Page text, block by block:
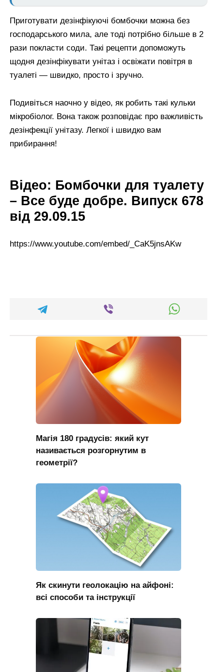
Приготувати дезінфікуючі бомбочки можна без
господарського мила, але тоді потрібно більше в 2
рази покласти соди. Такі рецепти допоможуть
щодня дезінфікувати унітаз і освіжати повітря в
туалеті — швидко, просто і зручно.
Подивіться наочно у відео, як робить такі кульки
мікробіолог. Вона також розповідає про важливість
дезінфекції унітазу. Легкої і швидко вам
прибирання!
Відео: Бомбочки для туалету
– Все буде добре. Випуск 678
від 29.09.15
https://www.youtube.com/embed/_CaK5jnsAKw
Магія 180 градусів: який кут
називається розгорнутим в
геометрії?
Як скинути геолокацію на айфоні:
всі способи та інструкції